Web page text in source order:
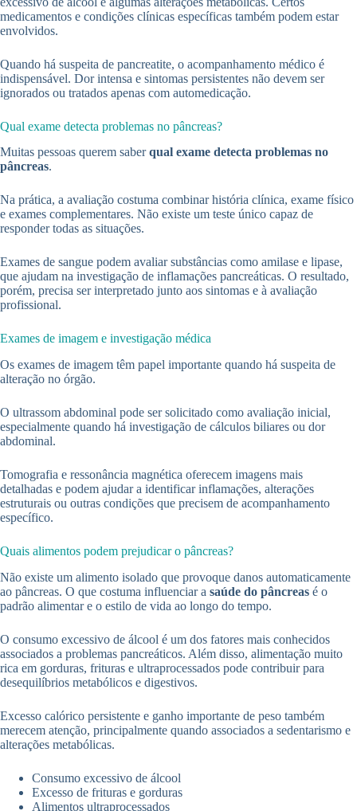
medicamentos e condições clínicas específicas também podem estar
envolvidos.
Quando há suspeita de pancreatite, o acompanhamento médico é
indispensável. Dor intensa e sintomas persistentes não devem ser
ignorados ou tratados apenas com automedicação.
Qual exame detecta problemas no pâncreas?
Muitas pessoas querem saberqual exame detecta problemas no
pâncreas.
Na prática, a avaliação costuma combinar história clínica, exame físico
e exames complementares. Não existe um teste único capaz de
responder todas as situações.
Exames de sangue podem avaliar substâncias como amilase e lipase,
que ajudam na investigação de inflamações pancreáticas. O resultado,
porém, precisa ser interpretado junto aos sintomas e à avaliação
profissional.
Exames de imagem e investigação médica
Os exames de imagem têm papel importante quando há suspeita de
alteração no órgão.
O ultrassom abdominal pode ser solicitado como avaliação inicial,
especialmente quando há investigação de cálculos biliares ou dor
abdominal.
Tomografia e ressonância magnética oferecem imagens mais
detalhadas e podem ajudar a identificar inflamações, alterações
estruturais ou outras condições que precisem de acompanhamento
específico.
Quais alimentos podem prejudicar o pâncreas?
Não existe um alimento isolado que provoque danos automaticamente
ao pâncreas. O que costuma influenciar a saúde do pâncreas é o
padrão alimentar e o estilo de vida ao longo do tempo.
O consumo excessivo de álcool é um dos fatores mais conhecidos
associados a problemas pancreáticos. Além disso, alimentação muito
rica em gorduras, frituras e ultraprocessados pode contribuir para
desequilíbrios metabólicos e digestivos.
Excesso calórico persistente e ganho importante de peso também
merecem atenção, principalmente quando associados a sedentarismo e
alterações metabólicas.
Consumo excessivo de álcool
Excesso de frituras e gorduras
Alimentos ultraprocessados